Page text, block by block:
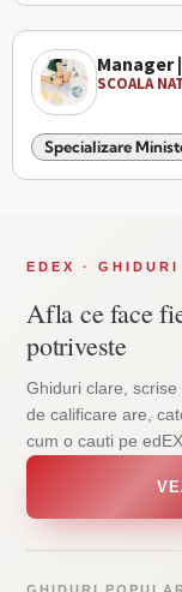
Manager
SCOALA
Specializare
EDEX ·
Afla ce face
potriveste
Ghiduri clare, scrise
de calificare are,
cum o cauti pe